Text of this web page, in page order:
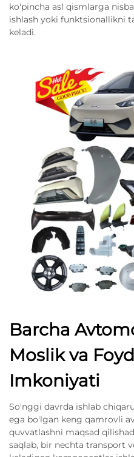
ko'pincha asl qismlarga
ishlash yoki funktsionallikni
keladi.
Barcha
Moslik va
Imkoniyati
So'nggi davrda ishlab
ega bo'lgan keng qamrovli
quvvatlashni maqsad
saqlab, bir nechta transport